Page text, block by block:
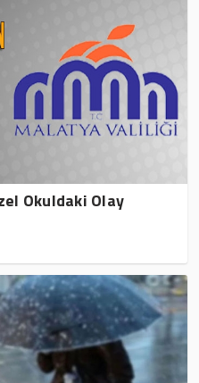
Okuldaki Olay